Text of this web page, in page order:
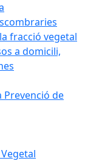
fracció vegetal
a domicili,
Prevenció de